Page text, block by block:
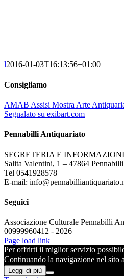
l2016-01-03T16:13:56+01:00
Consigliamo
AMAB Assisi Mostra Arte
Segnalato su exibart.com
Pennabilli Antiquariato
SEGRETERIA E INFORMAZIONI
Salita Valentini, 1 – 47864
Tel 0541928578
E-mail:
Seguici
Associazione Culturale Pennabilli
00999960412 - 2026
Page load link
Per offrirti il miglior servizio
Continuando la navigazione nel sito
Leggi di più